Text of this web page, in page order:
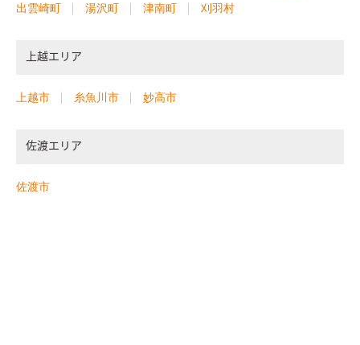
出雲崎町
湯沢町 津南町 刈羽村
上越エリア
上越市 糸魚川市 妙高市
佐渡エリア
佐渡市